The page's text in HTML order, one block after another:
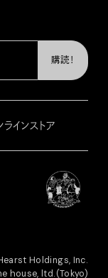
ラインストア
Holdings, Inc.
house, ltd.(Tokyo)